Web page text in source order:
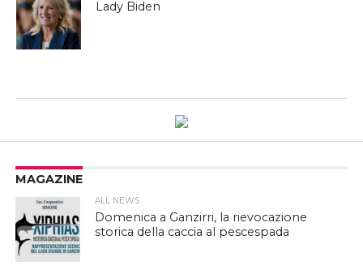
Lady Biden
MAGAZINE
ALL NEWS
Domenica a Ganzirri, la rievocazione
storica della caccia al pescespada